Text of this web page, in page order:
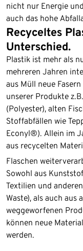
nicht nur Energie
auch das hohe
Recyceltes
Unterschied.
Plastik ist mehr als
mehreren Jahren
aus Müll neue
unserer Produkte
(Polyester), alten
Stoffabfällen wie
Econyl®). Allein im
aus recycelten
Flaschen
Sowohl aus
Textilien und
Waste), als auch aus
weggeworfenen
können neue
werden.